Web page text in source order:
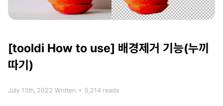
[tooldi How to use] 배경제거 기능(누끼
따기)
July 13th, 2022 Written • 5,214 reads